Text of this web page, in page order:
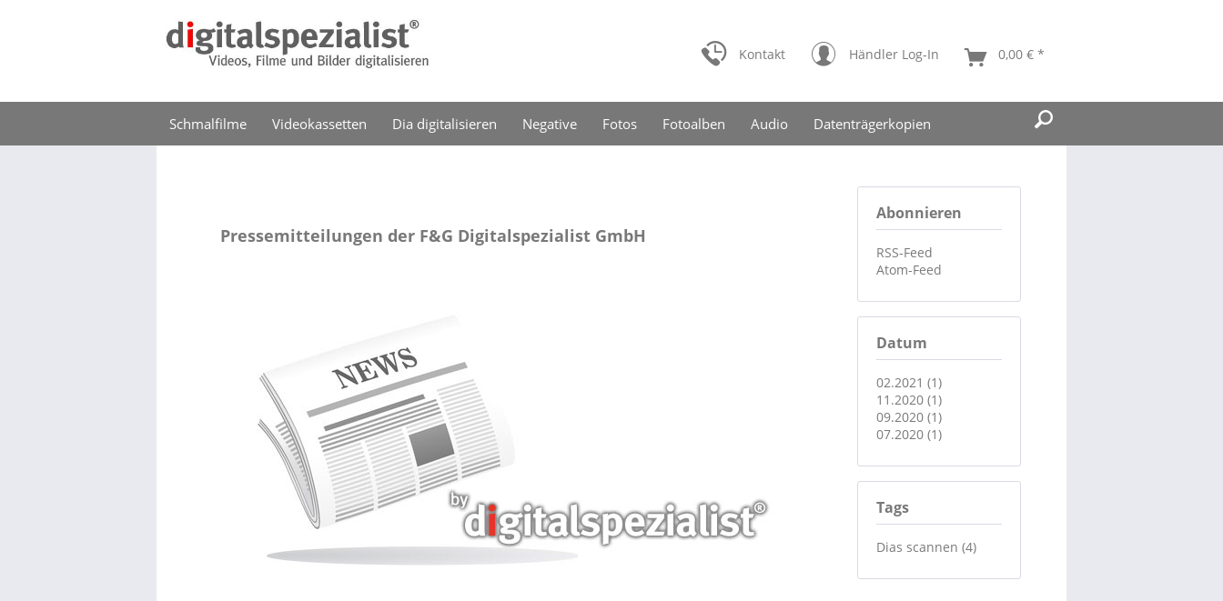
Kontakt Händler Log-In 0,00 € *
Schmalfilme Videokassetten Dia digitalisieren Negative Fotos Fotoalben Audio Datenträgerkopien
Abonnieren
RSS-Feed
Atom-Feed
Datum
02.2021 (1)
11.2020 (1)
09.2020 (1)
07.2020 (1)
Tags
Dias scannen (4)
Pressemitteilungen der F&G Digitalspezialist GmbH